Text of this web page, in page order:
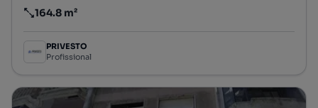
Preço por metro quadrado
164.8 m²
PRIVESTO
Profissional